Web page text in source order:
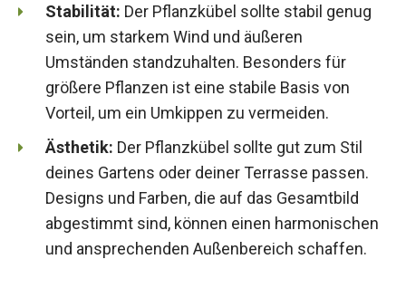
Stabilität: Der Pflanzkübel sollte stabil genug
sein, um starkem Wind und äußeren
Umständen standzuhalten. Besonders für
größere Pflanzen ist eine stabile Basis von
Vorteil, um ein Umkippen zu vermeiden.
Ästhetik: Der Pflanzkübel sollte gut zum Stil
deines Gartens oder deiner Terrasse passen.
Designs und Farben, die auf das Gesamtbild
abgestimmt sind, können einen harmonischen
und ansprechenden Außenbereich schaffen.